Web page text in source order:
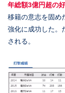
年総額3億円超の
移籍の意志を固め
強化に成功した。
される。